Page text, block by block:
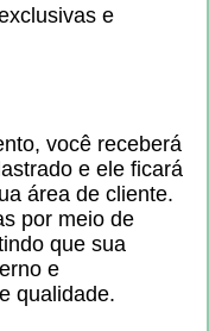
e
você receberá
e ele ficará
área de cliente.
por meio de
que sua
e
qualidade.